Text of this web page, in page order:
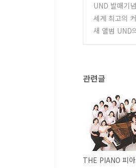
UND 발매기
세계 최고의
새 앨범 UND
관련글